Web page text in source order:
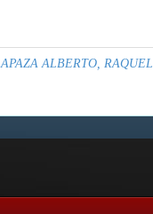
APAZA ALBERTO, RAQUEL